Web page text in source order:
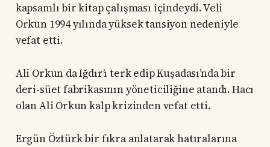
kapsamlı bir kitap çalışması içindeydi. Veli
Orkun 1994 yılında yüksek tansiyon nedeniyle
vefat etti.
Ali Orkun da Iğdır’ı terk edip Kuşadası’nda bir
deri-süet fabrikasının yöneticiliğine atandı. Hacı
olan Ali Orkun kalp krizinden vefat etti.
Ergün Öztürk bir fıkra anlatarak hatıralarına